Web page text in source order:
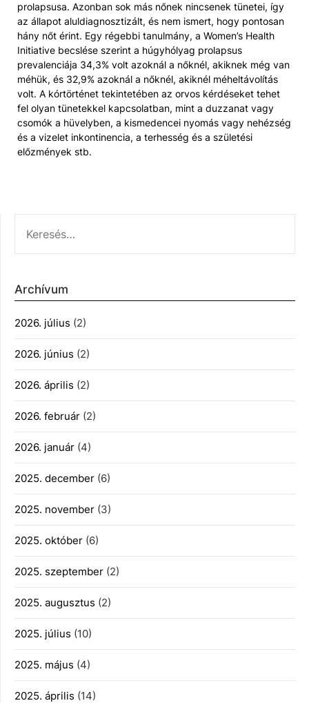
prolapsusa. Azonban sok más nőnek nincsenek tünetei, így
az állapot aluldiagnosztizált, és nem ismert, hogy pontosan
hány nőt érint. Egy régebbi tanulmány, a Women’s Health
Initiative becslése szerint a húgyhólyag prolapsus
prevalenciája 34,3% volt azoknál a nőknél, akiknek még van
méhük, és 32,9% azoknál a nőknél, akiknél méheltávolítás
volt. A kórtörténet tekintetében az orvos kérdéseket tehet
fel olyan tünetekkel kapcsolatban, mint a duzzanat vagy
csomók a hüvelyben, a kismedencei nyomás vagy nehézség
és a vizelet inkontinencia, a terhesség és a születési
előzmények stb.
Archívum
2026. július (2)
2026. június (2)
2026. április (2)
2026. február (2)
2026. január (4)
2025. december (6)
2025. november (3)
2025. október (6)
2025. szeptember (2)
2025. augusztus (2)
2025. július (10)
2025. május (4)
2025. április (14)